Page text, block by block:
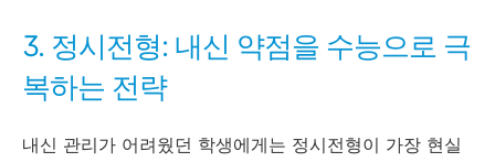
3. 정시전형: 내신 약점을 수능으로 극
복하는 전략
내신 관리가 어려웠던 학생에게는 정시전형이 가장 현실